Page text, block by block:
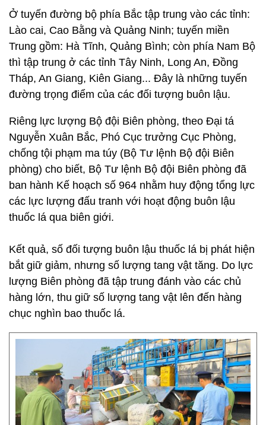
Ở tuyến đường bộ phía Bắc tập trung vào các tỉnh:
Lào cai, Cao Bằng và Quảng Ninh; tuyến miền
Trung gồm: Hà Tĩnh, Quảng Bình; còn phía Nam Bộ
thì tập trung ở các tỉnh Tây Ninh, Long An, Đồng
Tháp, An Giang, Kiên Giang... Đây là những tuyến
đường trọng điểm của các đối tượng buôn lậu.
Riêng lực lượng Bộ đội Biên phòng, theo Đại tá
Nguyễn Xuân Bắc, Phó Cục trưởng Cục Phòng,
chống tội phạm ma túy (Bộ Tư lệnh Bộ đội Biên
phòng) cho biết, Bộ Tư lệnh Bộ đội Biên phòng đã
ban hành Kế hoạch số 964 nhằm huy động tổng lực
các lực lượng đấu tranh với hoạt động buôn lậu
thuốc lá qua biên giới.
Kết quả, số đối tượng buôn lậu thuốc lá bị phát hiện
bắt giữ giảm, nhưng số lượng tang vật tăng. Do lực
lượng Biên phòng đã tập trung đánh vào các chủ
hàng lớn, thu giữ số lượng tang vật lên đến hàng
chục nghìn bao thuốc lá.